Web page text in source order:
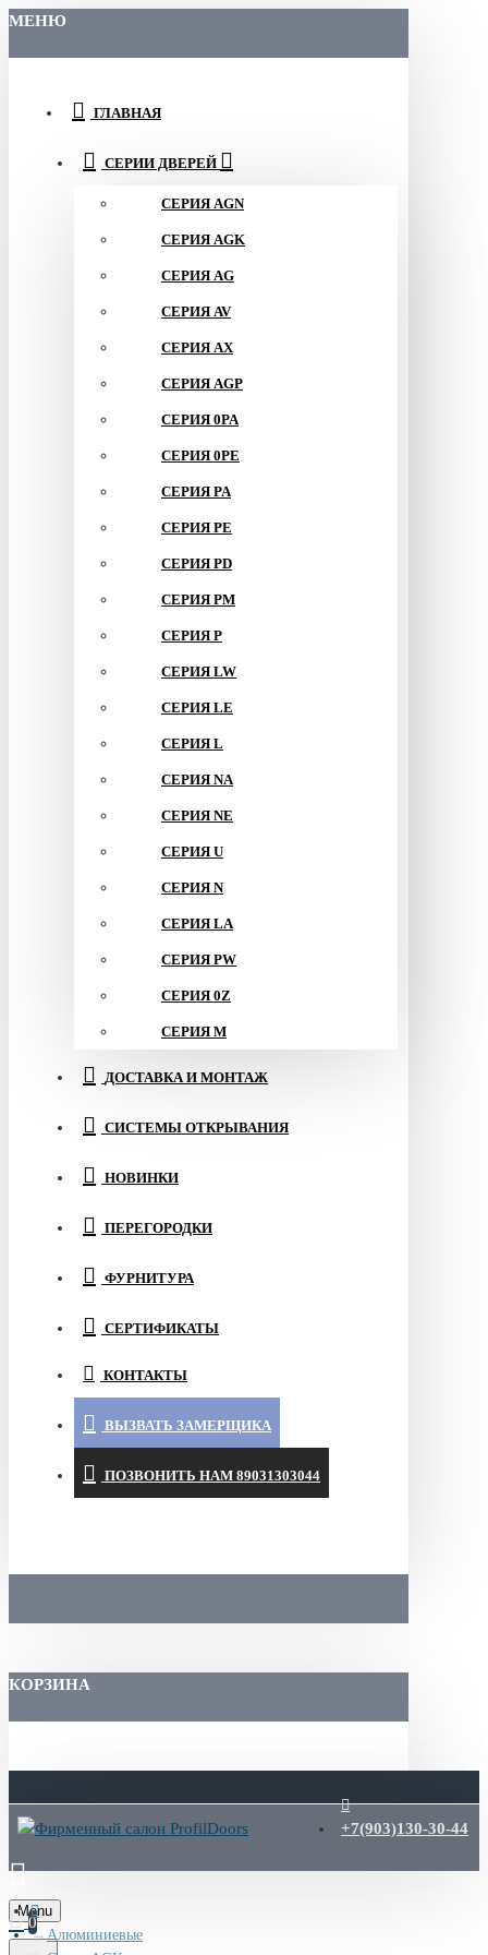
МЕНЮ
ГЛАВНАЯ
СЕРИИ ДВЕРЕЙ
СЕРИЯ AGN
СЕРИЯ AGK
СЕРИЯ AG
СЕРИЯ AV
СЕРИЯ AX
СЕРИЯ AGP
СЕРИЯ 0PA
СЕРИЯ 0PE
СЕРИЯ PA
СЕРИЯ PE
СЕРИЯ PD
СЕРИЯ PM
СЕРИЯ P
СЕРИЯ LW
СЕРИЯ LE
СЕРИЯ L
СЕРИЯ NA
СЕРИЯ NE
СЕРИЯ U
СЕРИЯ N
СЕРИЯ LA
СЕРИЯ PW
СЕРИЯ 0Z
СЕРИЯ M
ДОСТАВКА И МОНТАЖ
СИСТЕМЫ ОТКРЫВАНИЯ
НОВИНКИ
ПЕРЕГОРОДКИ
ФУРНИТУРА
СЕРТИФИКАТЫ
КОНТАКТЫ
ВЫЗВАТЬ ЗАМЕРЩИКА
ПОЗВОНИТЬ НАМ 89031303044
КОРЗИНА
+7(903)130-30-44
Menu
0
Алюминиевые